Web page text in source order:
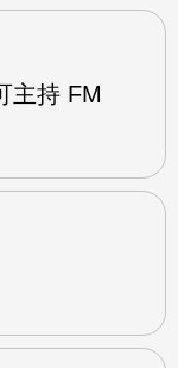
主持 FM